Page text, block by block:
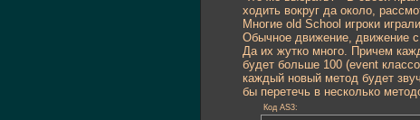
ходить вокруг да около,
Многие old School игроки
Обычное движение, движение с
Да их жутко много. Причем
будет больше 100 (event
каждый новый метод будет
бы перетечь в несколько
Код AS3: